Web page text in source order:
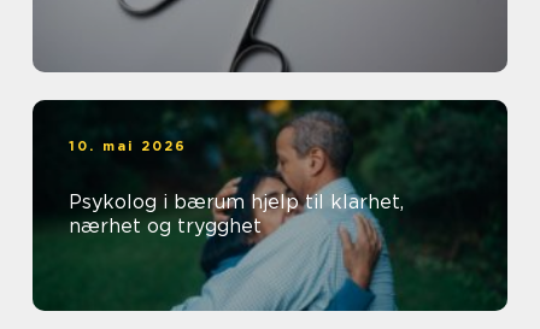
10. mai 2026
Psykolog i bærum hjelp til klarhet,
nærhet og trygghet